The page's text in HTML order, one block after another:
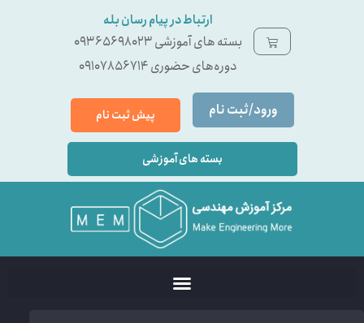
ارتباط در پیام رسان بله
بسته ‌های آموزشی 09365698023
دوره‌های حضوری 09107856714
ورود/ثبت نام پیش ثبت نام
بسته های آموزشی